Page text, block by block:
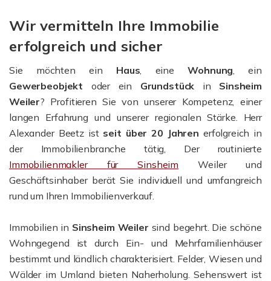
Wir vermitteln Ihre Immobilie
erfolgreich und sicher
Sie möchten ein Haus, eineWohnung, ein
Gewerbeobjekt oder ein Grundstück in Sinsheim
Weiler? Profitieren Sie von unserer Kompetenz, einer
langen Erfahrung und unserer regionalen Stärke. Herr
Alexander Beetz ist seit über 20 Jahren erfolgreich in
der Immobilienbranche tätig, Der routinierte
Immobilienmakler für Sinsheim Weiler und
Geschäftsinhaber berät Sie individuell und umfangreich
rund um Ihren Immobilienverkauf.
Immobilien in Sinsheim Weiler sind begehrt. Die schöne
Wohngegend ist durch Ein- und Mehrfamilienhäuser
bestimmt und ländlich charakterisiert. Felder, Wiesen und
Wälder im Umland bieten Naherholung. Sehenswert ist